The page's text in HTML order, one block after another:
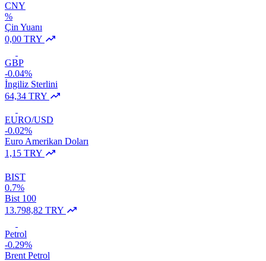
CNY
%
Çin Yuanı
0,00 TRY
GBP
-0.04%
İngiliz Sterlini
64,34 TRY
EURO/USD
-0.02%
Euro Amerikan Doları
1,15 TRY
BIST
0.7%
Bist 100
13.798,82 TRY
Petrol
-0.29%
Brent Petrol